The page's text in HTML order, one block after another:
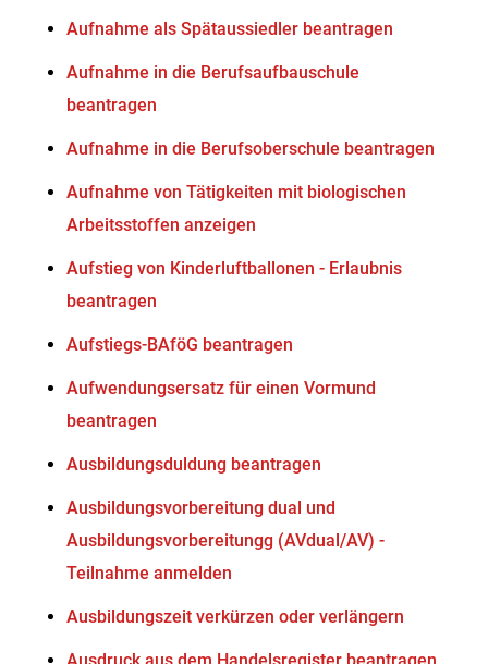
Aufnahme als Spätaussiedler beantragen
Aufnahme in die Berufsaufbauschule
beantragen
Aufnahme in die Berufsoberschule beantragen
Aufnahme von Tätigkeiten mit biologischen
Arbeitsstoffen anzeigen
Aufstieg von Kinderluftballonen - Erlaubnis
beantragen
Aufstiegs-BAföG beantragen
Aufwendungsersatz für einen Vormund
beantragen
Ausbildungsduldung beantragen
Ausbildungsvorbereitung dual und
Ausbildungsvorbereitungg (AVdual/AV) -
Teilnahme anmelden
Ausbildungszeit verkürzen oder verlängern